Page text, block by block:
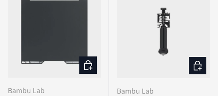
Bambu Lab
選擇選項
Bambu Lab
選擇選項